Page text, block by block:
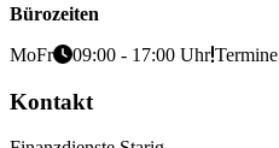
Bürozeiten
MoFr 09:00 - 17:00 Uhr
Kontakt